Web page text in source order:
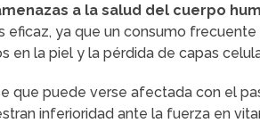
a la salud del cuerpo
eficaz, ya que un consumo
en la piel y la pérdida de capas
que puede verse afectada con el
inferioridad ante la fuerza en